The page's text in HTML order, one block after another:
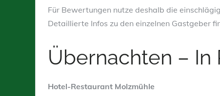
Für Bewertungen nutze deshalb die
Detaillierte Infos zu den einzelnen Gastgeber
Übernachten – In
Hotel-Restaurant Molzmühle